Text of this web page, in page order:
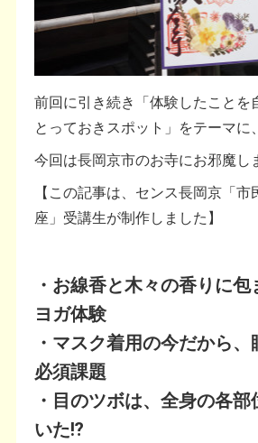
前回に引き続き「体験したことを
とっておきスポット」をテーマに、
今回は長岡京市のお寺にお邪魔し
【この記事は、センス長岡京「
座」受講生が制作しました】
・お線香と木々の香りに
ヨガ体験
・マスク着用の今だから
必須課題
・目のツボは、全身の各
いた⁉